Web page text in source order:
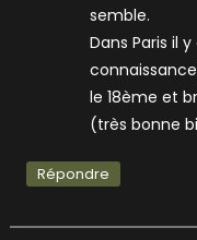
semble.
Dans Paris il
le 18ème et
(très bonne
Répondre